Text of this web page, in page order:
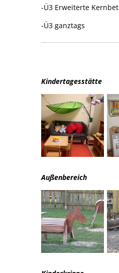
-Ü3 Erweiterte
-Ü3 ganztags
Kindertagesstätte
Außenbereich